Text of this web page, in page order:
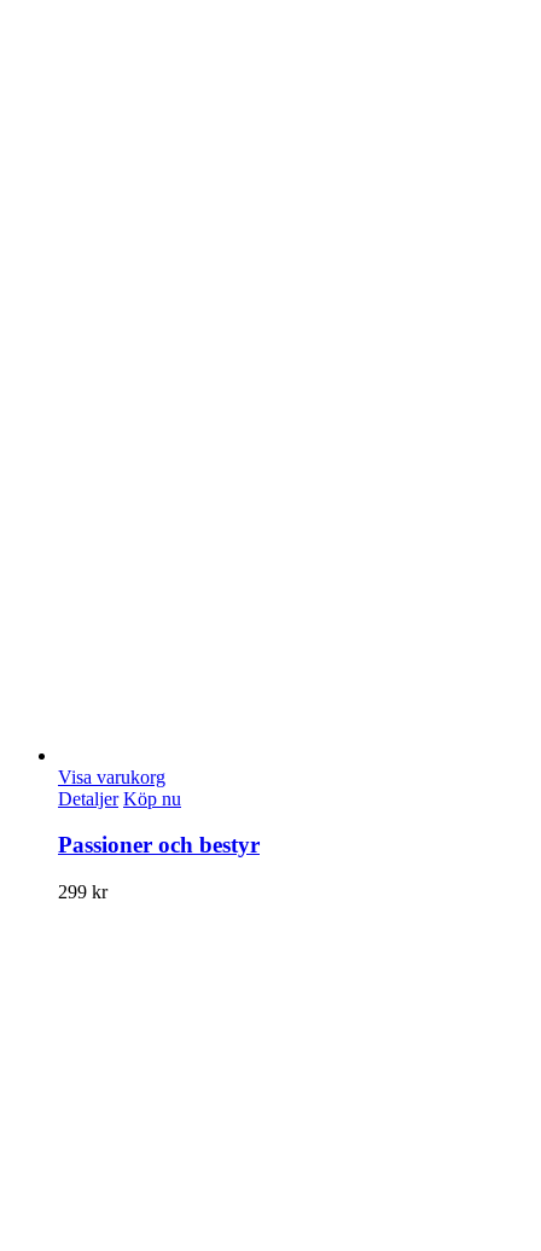
Visa varukorg
Detaljer Köp nu
Passioner och bestyr
299 kr